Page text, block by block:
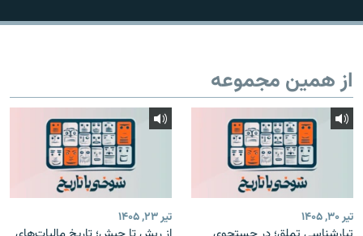
از همین مجموعه
تیر ۳۰, ۱۴۰۵ تیر ۲۳, ۱۴۰۵